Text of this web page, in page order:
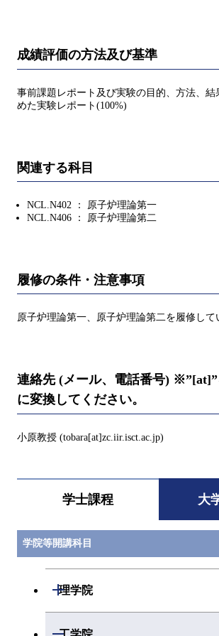
成績評価の方法及び基準
事前課題レポート及び実験の目的、方法、結
めた実験レポート(100%)
関連する科目
NCL.N402 ： 原子炉理論第一
NCL.N406 ： 原子炉理論第二
履修の条件・注意事項
原子炉理論第一、原子炉理論第二を履修して
連絡先 (メール、電話番号) ※”[at]”
に変換してください。
小原教授 (tobara[at]zc.iir.isct.ac.jp)
学士課程 大
学院等開講科目
理学院
開閉
開閉